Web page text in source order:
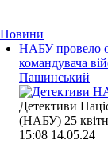
Новини
НАБУ провело
командувача
Пашинський
Детективи
(НАБУ) 25
15:08 14.05.24